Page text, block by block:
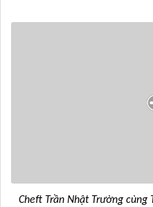
Cheft Trần Nhật Trường